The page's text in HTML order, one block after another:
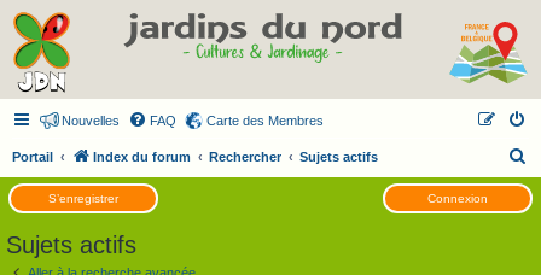
Nouvelles FAQ Carte des Membres
Portail Index du forum Rechercher Sujets actifs
e
c
S’enregistrer Connexion
Sujets actifs